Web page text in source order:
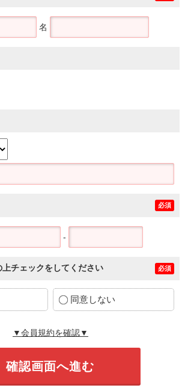
名
必須
-
チェックをしてください 必須
同意しない
▼会員規約を確認▼